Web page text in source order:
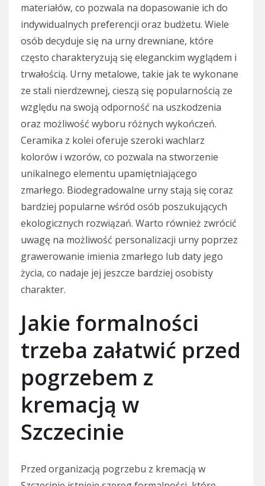
materiałów, co pozwala na dopasowanie ich do
indywidualnych preferencji oraz budżetu. Wiele
osób decyduje się na urny drewniane, które
często charakteryzują się eleganckim wyglądem i
trwałością. Urny metalowe, takie jak te wykonane
ze stali nierdzewnej, cieszą się popularnością ze
względu na swoją odporność na uszkodzenia
oraz możliwość wyboru różnych wykończeń.
Ceramika z kolei oferuje szeroki wachlarz
kolorów i wzorów, co pozwala na stworzenie
unikalnego elementu upamiętniającego
zmarłego. Biodegradowalne urny stają się coraz
bardziej popularne wśród osób poszukujących
ekologicznych rozwiązań. Warto również zwrócić
uwagę na możliwość personalizacji urny poprzez
grawerowanie imienia zmarłego lub daty jego
życia, co nadaje jej jeszcze bardziej osobisty
charakter.
Jakie formalności
trzeba załatwić przed
pogrzebem z
kremacją w
Szczecinie
Przed organizacją pogrzebu z kremacją w